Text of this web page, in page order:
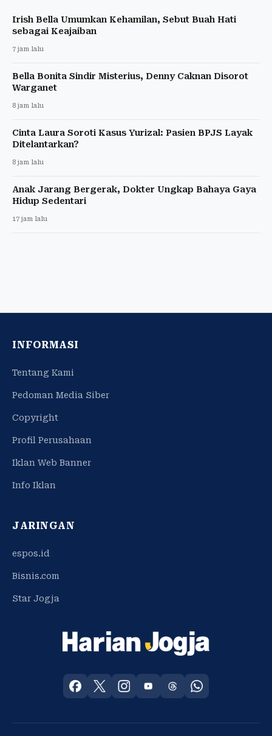
Irish Bella Umumkan Kehamilan, Sebut Buah Hati
sebagai Keajaiban
7 jam lalu
Bella Bonita Sindir Misterius, Denny Caknan Disorot
Warganet
8 jam lalu
Cinta Laura Soroti Kasus Yurizal: Pasien BPJS Layak
Ditelantarkan?
8 jam lalu
Anak Jarang Bergerak, Dokter Ungkap Bahaya Gaya
Hidup Sedentari
17 jam lalu
INFORMASI
Tentang Kami
Pedoman Media Siber
Copyright
Profil Perusahaan
Iklan Web Banner
Info Iklan
JARINGAN
espos.id
Bisnis.com
Star Jogja